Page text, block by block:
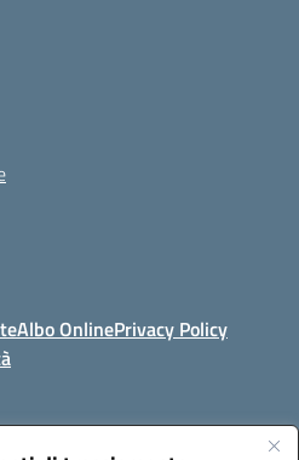
Albo OnlinePrivacy Policy